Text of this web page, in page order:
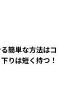
簡単な方法はコ
りは短く持つ！